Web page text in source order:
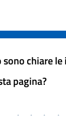
sono chiare
pagina?